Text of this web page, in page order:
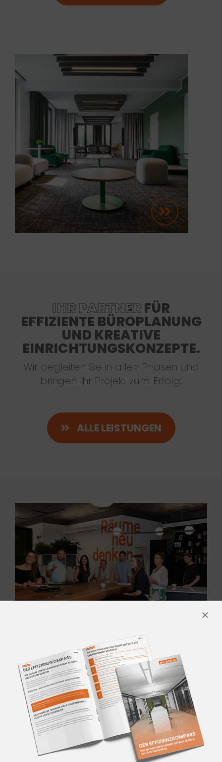
IHR PARTNERFÜR
EFFIZIENTE BÜROPLANUNG
UND KREATIVE
EINRICHTUNGSKONZEPTE.
Wir begleiten Sie in allen Phasen und
bringen Ihr Projekt zum Erfolg.
ALLE LEISTUNGEN
DAS SIND WIR
Wir begleiten Sie mit Innovation und
Expertise durch die sich verändernde
Arbeitswelt. Unser interdisziplinäres
Team aus Arbeitsplatzberatern,
Innenarchitekten, Büroraumplanern,
Möbel-Designern, Projektmanagern